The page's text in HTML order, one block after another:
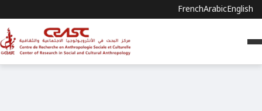
FrenchArabicEnglish